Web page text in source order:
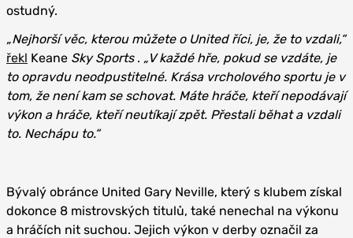
ostudný.
„Nejhorší věc, kterou můžete o United říci, je, že to vzdali,“
řekl Keane Sky Sports. „V každé hře, pokud se vzdáte, je
to opravdu neodpustitelné. Krása vrcholového sportu je v
tom, že není kam se schovat. Máte hráče, kteří nepodávají
výkon a hráče, kteří neutíkají zpět. Přestali běhat a vzdali
to. Nechápu to.“
Bývalý obránce United Gary Neville, který s klubem získal
dokonce 8 mistrovských titulů, také nenechal na výkonu
a hráčích nit suchou. Jejich výkon v derby označil za